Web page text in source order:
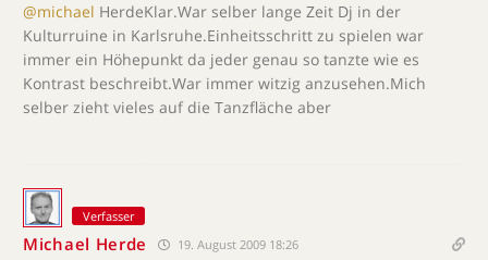
@michael HerdeKlar.War selber lange Zeit Dj in der
Kulturruine in Karlsruhe.Einheitsschritt zu spielen war
immer ein Höhepunkt da jeder genau so tanzte wie es
Kontrast beschreibt.War immer witzig anzusehen.Mich
selber zieht vieles auf die Tanzfläche aber
Verfasser
Michael Herde 19. August 2009 18:26